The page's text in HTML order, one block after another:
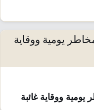
ووقاية غائبة